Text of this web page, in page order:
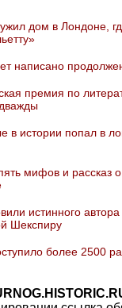
дом в Лондоне,
написано
премия по
в истории попал в
мифов и рассказ
истинного автора
Шекспиру
более 2500